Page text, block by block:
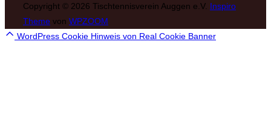
Copyright © 2026 Tischtennisverein Auggen e.V. Inspiro
Theme von WPZOOM
Scroll
WordPress Cookie Hinweis von Real Cookie Banner